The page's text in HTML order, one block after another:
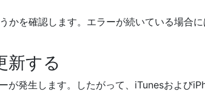
を確認します。エラーが続いている場合
新する
が発生します。したがって、iTunesおよび